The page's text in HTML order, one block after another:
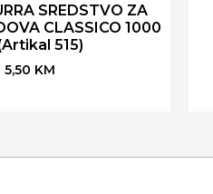
SREDSTVO ZA
CLASSICO 1000
515)
5,50 KM